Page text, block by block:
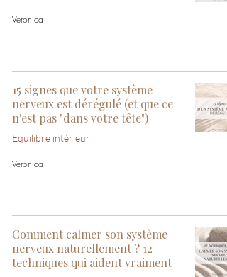
Veronica
15 signes que votre système
nerveux est dérégulé (et que ce
n'est pas "dans votre tête")
Equilibre intérieur
Veronica
Comment calmer son système
nerveux naturellement ? 12
techniques qui aident vraiment